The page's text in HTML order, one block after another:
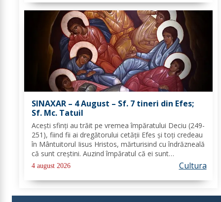
SINAXAR – 4 August – Sf. 7 tineri din Efes;
Sf. Mc. Tatuil
Aceşti sfinţi au trăit pe vremea împăratului Deciu (249-
251), fiind fii ai dregătorului cetăţii Efes şi toţi credeau
în Mântuitorul Iisus Hristos, mărturisind cu îndrăzneală
că sunt creştini. Auzind împăratul că ei sunt
mărturisitori ai lui Hristos, i-a chemat la judecată. În
faţa lui Deciu, cei...
4 august 2026 Cultura